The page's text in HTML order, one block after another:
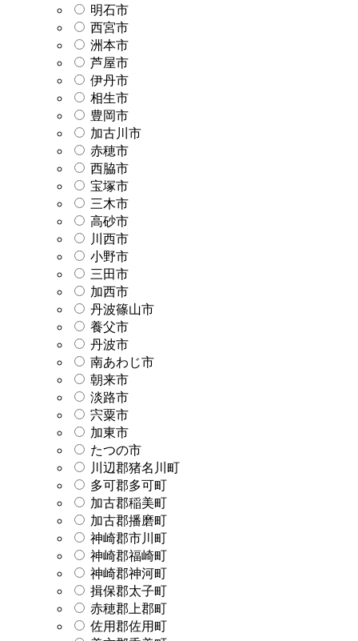
明石市
西宮市
洲本市
芦屋市
伊丹市
相生市
豊岡市
加古川市
赤穂市
西脇市
宝塚市
三木市
高砂市
川西市
小野市
三田市
加西市
丹波篠山市
養父市
丹波市
南あわじ市
朝来市
淡路市
宍粟市
加東市
たつの市
川辺郡猪名川町
多可郡多可町
加古郡稲美町
加古郡播磨町
神崎郡市川町
神崎郡福崎町
神崎郡神河町
揖保郡太子町
赤穂郡上郡町
佐用郡佐用町